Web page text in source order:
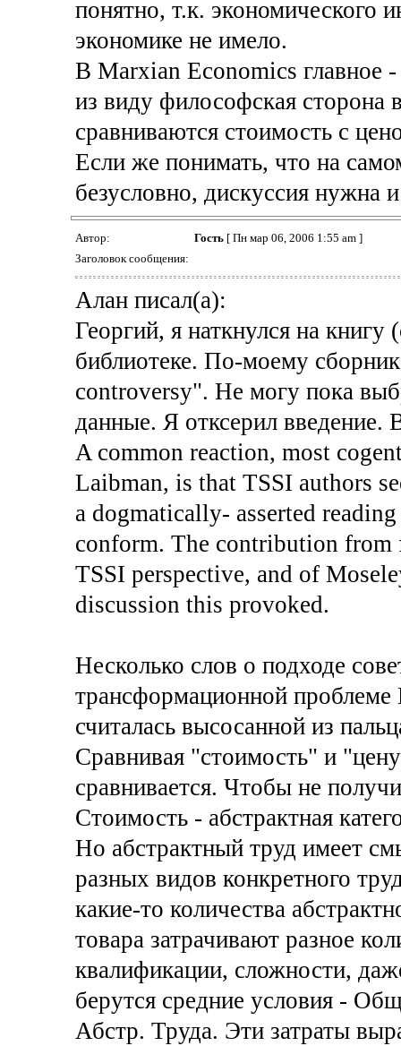
понятно, т.к. экономического
экономике не имело.
В Marxian Economics главное -
из виду философская сторона
сравниваются стоимость с
Если же понимать, что на
безусловно, дискуссия нужна
Автор: Гость[ Пн мар 06, 2006 1:55 am ]
Заголовок сообщения:
Алан писал(а):
Георгий, я наткнулся на
библиотеке. По-моему
controversy". Не могу пока
данные. Я отксерил введение.
A common reaction, most
Laibman, is that TSSI authors
a dogmatically- asserted
conform. The contribution
TSSI perspective, and of
discussion this provoked.
Несколько слов о подходе
трансформационной
считалась высосанной из
Сравнивая "стоимость" и
сравнивается. Чтобы не
Стоимость - абстрактная
Но абстрактный труд имеет
разных видов конкретного
какие-то количества
товара затрачивают разное
квалификации, сложности,
берутся средние условия -
Абстр. Труда. Эти затраты